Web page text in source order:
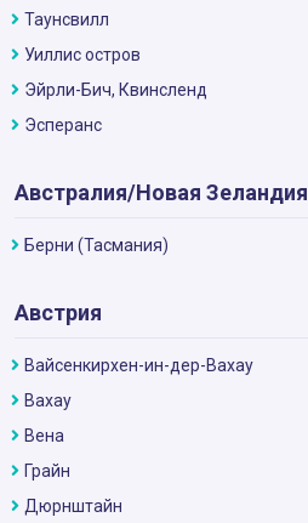
Таунсвилл
Уиллис остров
Эйрли-Бич, Квинсленд
Эсперанс
Австралия/Новая Зеландия
Берни (Тасмания)
Австрия
Вайсенкирхен-ин-дер-Вахау
Вахау
Вена
Грайн
Дюрнштайн